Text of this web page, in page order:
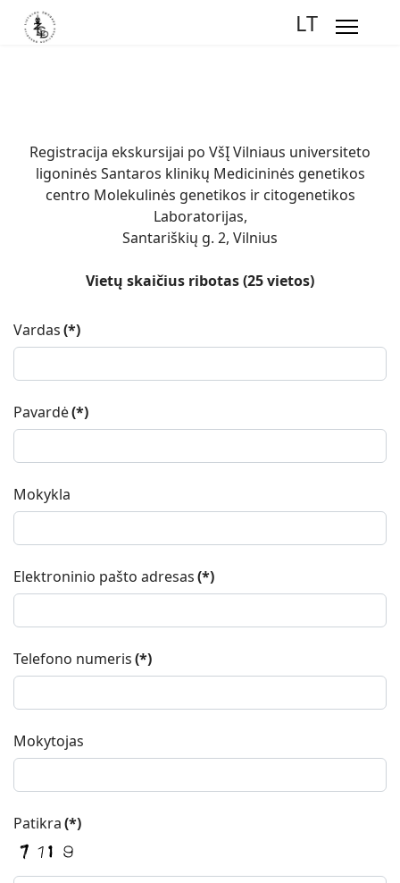
LT
Registracija ekskursijai po VšĮ Vilniaus universiteto
ligoninės Santaros klinikų Medicininės genetikos
centro Molekulinės genetikos ir citogenetikos
Laboratorijas,
Santariškių g. 2, Vilnius
Vietų skaičius ribotas (25 vietos)
Vardas(*)
Pavardė(*)
Mokykla
Elektroninio pašto adresas(*)
Telefono numeris(*)
Mokytojas
Patikra(*)